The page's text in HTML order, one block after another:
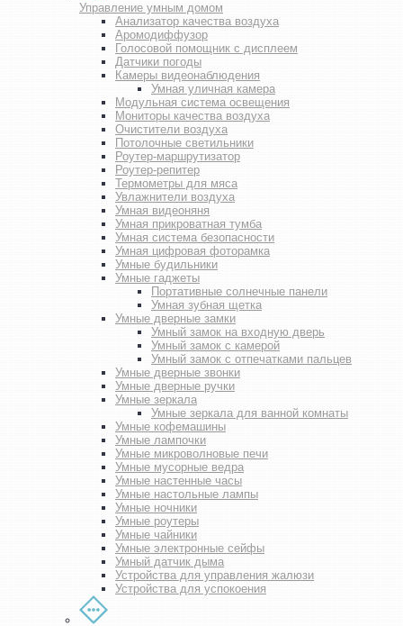
Управление умным домом
Анализатор качества воздуха
Аромодиффузор
Голосовой помощник с дисплеем
Датчики погоды
Камеры видеонаблюдения
Умная уличная камера
Модульная система освещения
Мониторы качества воздуха
Очистители воздуха
Потолочные светильники
Роутер-маршрутизатор
Роутер-репитер
Термометры для мяса
Увлажнители воздуха
Умная видеоняня
Умная прикроватная тумба
Умная система безопасности
Умная цифровая фоторамка
Умные будильники
Умные гаджеты
Портативные солнечные панели
Умная зубная щетка
Умные дверные замки
Умный замок на входную дверь
Умный замок с камерой
Умный замок с отпечатками пальцев
Умные дверные звонки
Умные дверные ручки
Умные зеркала
Умные зеркала для ванной комнаты
Умные кофемашины
Умные лампочки
Умные микроволновые печи
Умные мусорные ведра
Умные настенные часы
Умные настольные лампы
Умные ночники
Умные роутеры
Умные чайники
Умные электронные сейфы
Умный датчик дыма
Устройства для управления жалюзи
Устройства для успокоения